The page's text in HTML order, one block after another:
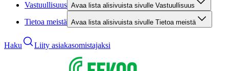
Vastuullisuus Avaa lista alisivuista sivulle Vastuullisuus
Tietoa meistä Avaa lista alisivuista sivulle Tietoa meistä
Haku Liity asiakasomistajaksi